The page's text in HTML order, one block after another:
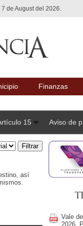
de August del 2026.
Finanzas
15 Aviso de
así
Vale
2026.